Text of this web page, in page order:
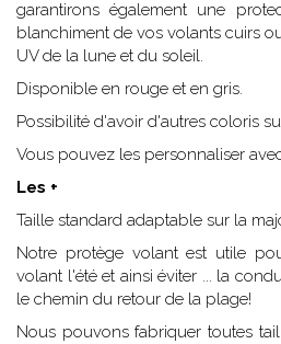
garantirons également une
blanchiment de vos volants cuirs
UV de la lune et du soleil.
Disponible en rouge et en gris.
Possibilité d'avoir d'autres coloris
Vous pouvez les personnaliser
Les +
Taille standard adaptable sur la
Notre protège volant est utile
volant l'été et ainsi éviter ... la
le chemin du retour de la plage!
Nous pouvons fabriquer toutes